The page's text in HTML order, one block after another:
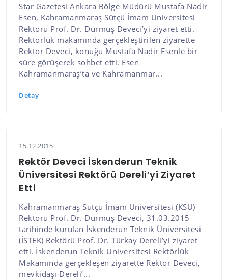
Star Gazetesi Ankara Bölge Müdürü Mustafa Nadir
Esen, Kahramanmaraş Sütçü İmam Üniversitesi
Rektörü Prof. Dr. Durmuş Deveci’yi ziyaret etti.
Rektörlük makamında gerçekleştirilen ziyarette
Rektör Deveci, konuğu Mustafa Nadir Esenle bir
süre görüşerek sohbet etti. Esen
Kahramanmaraş’ta ve Kahramanmar...
Detay
15.12.2015
Rektör Deveci İskenderun Teknik
Üniversitesi Rektörü Dereli’yi Ziyaret
Etti
Kahramanmaraş Sütçü İmam Üniversitesi (KSÜ)
Rektörü Prof. Dr. Durmuş Deveci, 31.03.2015
tarihinde kurulan İskenderun Teknik Üniversitesi
(İSTEK) Rektörü Prof. Dr. Türkay Dereli’yi ziyaret
etti. İskenderun Teknik Üniversitesi Rektörlük
Makamında gerçekleşen ziyarette Rektör Deveci,
mevkidaşı Dereli’...